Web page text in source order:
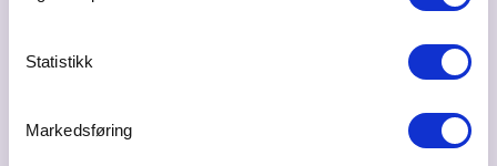
Statistikk
Markedsføring
24
september
08:00 - 10:00